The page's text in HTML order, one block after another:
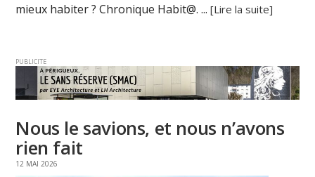
mieux habiter ? Chronique Habit@. ...[Lire la suite]
PUBLICITE
Nous le savions, et nous n’avons
rien fait
12 MAI 2026